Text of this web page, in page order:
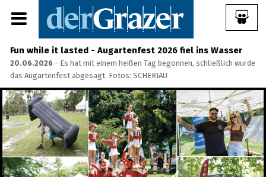
Fun while it lasted - Augartenfest 2026 fiel ins Wasser
20.06.2026 - Es hat mit einem heißen Tag begonnen, schließlich wurde
das Augartenfest abgesagt. Fotos: SCHERIAU
Share Album:
ANMELDEN